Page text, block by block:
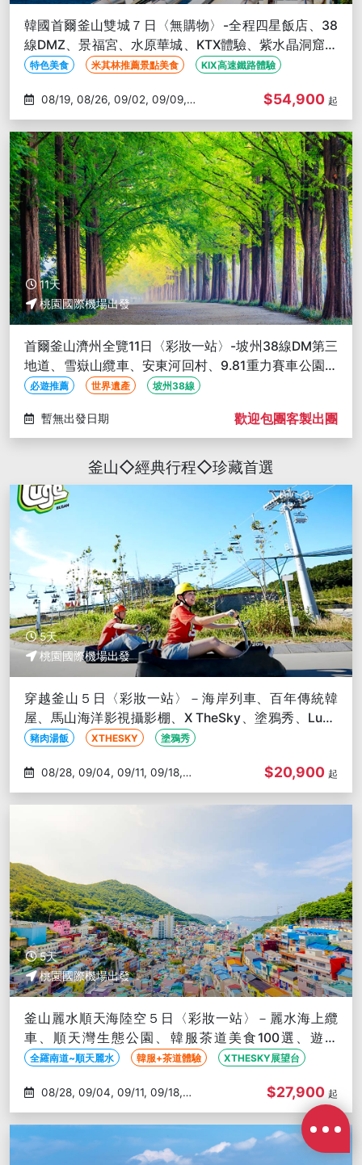
韓國首爾釜山雙城７日〈無購物〉-全程四星飯店、38
線DMZ、景福宮、水原華城、KTX體驗、紫水晶洞窟遊
船、世界文化遺產
特色美食 米其林推薦景點美食 KIX高速鐵路體驗
09/16
$54,900 起
11天
桃園國際機場出發
首爾釜山濟州全覽11日〈彩妝一站〉-坡州38線DM第三
地道、雪嶽山纜車、安東河回村、9.81重力賽車公園、
水光影水上樂園
必遊推薦 世界遺產 坡州38線
暫無出發日期 歡迎包團客製出團
釜山◇經典行程◇珍藏首選
5天
桃園國際機場出發
穿越釜山５日〈彩妝一站〉－海岸列車、百年傳統韓
屋、馬山海洋影視攝影棚、X TheSky、塗鴉秀、Luge
滑車
豬肉湯飯 XTHESKY 塗鴉秀
10/02
$20,900 起
5天
桃園國際機場出發
釜山麗水順天海陸空５日〈彩妝一站〉－麗水海上纜
車、順天灣生態公園、韓服茶道美食100選、遊艇
PARTY、LUGE渠道車
全羅南道~順天麗水 韓服+茶道體驗 XTHESKY展望台
10/02
$27,900 起